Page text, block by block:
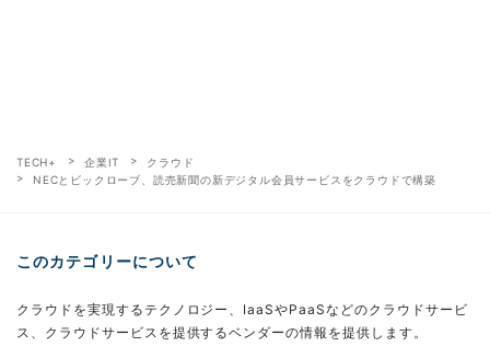
TECH+ 企業IT
クラウド
NECとビックローブ、読売新聞の新デジタル会員サービスをクラウドで構築
このカテゴリーについて
クラウドを実現するテクノロジー、IaaSやPaaSなどのクラウドサービ
ス、クラウドサービスを提供するベンダーの情報を提供します。